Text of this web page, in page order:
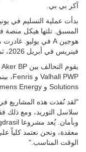
آكر بي بي.
فينريس في أبريل 2026، ثم الجزء العلوي من منصة هوجين B.
Solutions و Siemens Energy بتوفير Hugin A و B لـ Yggdrasil.
"لقد نُفذت هذه المشاريع
سلاسل التوريد، ومع ذلك
معقدة، ونحن نعتمد كلياً
الوقت المناسب."